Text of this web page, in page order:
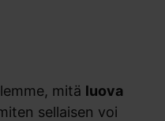
mitä luova
sellaisen voi